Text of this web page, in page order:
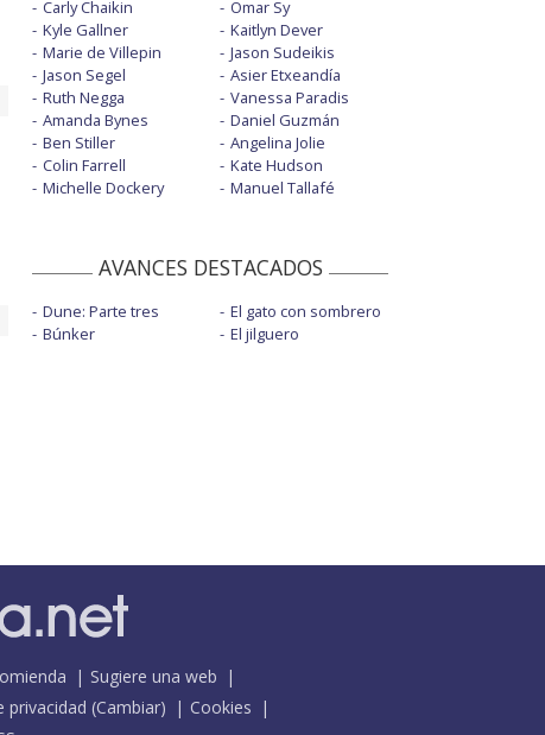
Carly Chaikin
Kyle Gallner
Marie de Villepin
Jason Segel
Ruth Negga
Amanda Bynes
Ben Stiller
Colin Farrell
Michelle Dockery
Omar Sy
Kaitlyn Dever
Jason Sudeikis
Asier Etxeandía
Vanessa Paradis
Daniel Guzmán
Angelina Jolie
Kate Hudson
Manuel Tallafé
AVANCES DESTACADOS
Dune: Parte tres
Búnker
El gato con sombrero
El jilguero
Sugiere una web
privacidad (Cambiar)
Cookies